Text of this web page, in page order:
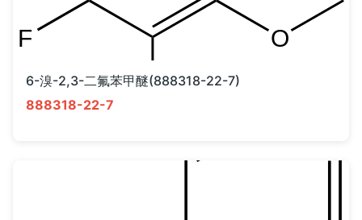
6-溴-2,3-二氟苯甲醚(888318-22-7)
888318-22-7